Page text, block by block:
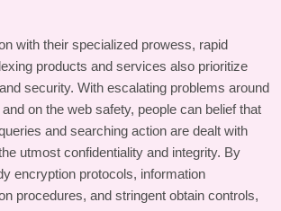
with their specialized prowess, rapid
products and services also prioritize
security. With escalating problems around
on the web safety, people can belief that
and searching action are dealt with
utmost confidentiality and integrity. By
encryption protocols, information
procedures, and stringent obtain controls,